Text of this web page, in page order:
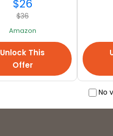
$26
$36
Amazon
Unlock This
Offer
No